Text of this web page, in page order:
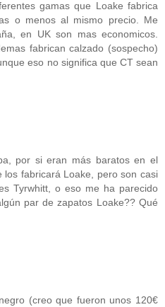
gamas que Loake fabrica
o menos al mismo precio. Me
en UK son mas economicos.
fabrican calzado (sospecho)
eso no significa que CT sean
por si eran más baratos en el
los fabricará Loake, pero son casi
Tyrwhitt, o eso me ha parecido
par de zapatos Loake?? Qué
(creo que fueron unos 120€